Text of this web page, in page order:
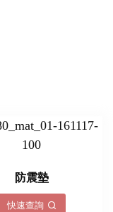
防震墊
快速查詢